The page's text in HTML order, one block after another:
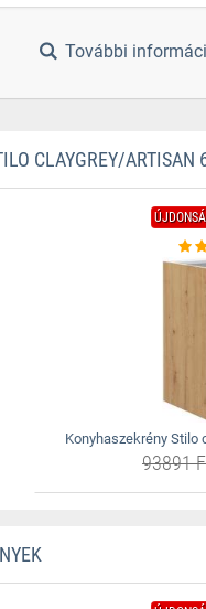
További
CLAYGREY/ARTISAN
Konyhaszekrény Stilo
93891